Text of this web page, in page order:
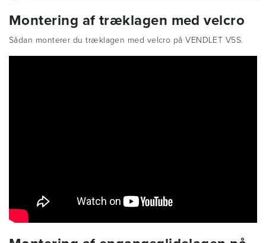
Montering af træklagen med velcro
Sådan monterer du træklagen med velcro på VENDLET V5S.